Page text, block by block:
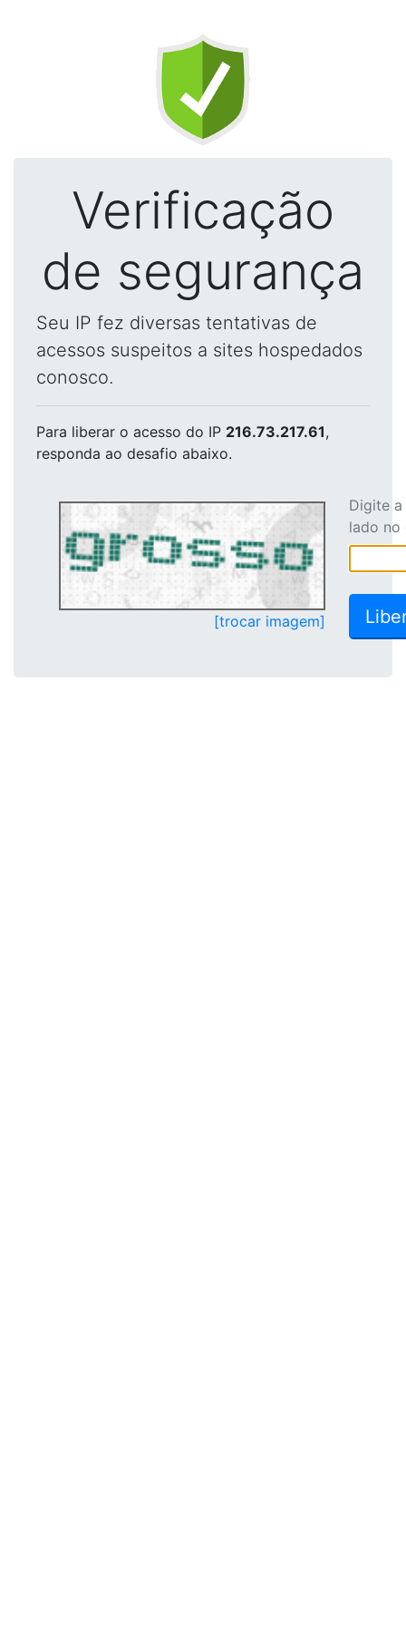
Verificação
de segurança
Seu IP fez diversas tentativas de
acessos suspeitos a sites hospedados
conosco.
Para liberar o acesso do IP 216.73.217.61,
responda ao desafio abaixo.
[trocar imagem]
Digite
lado no